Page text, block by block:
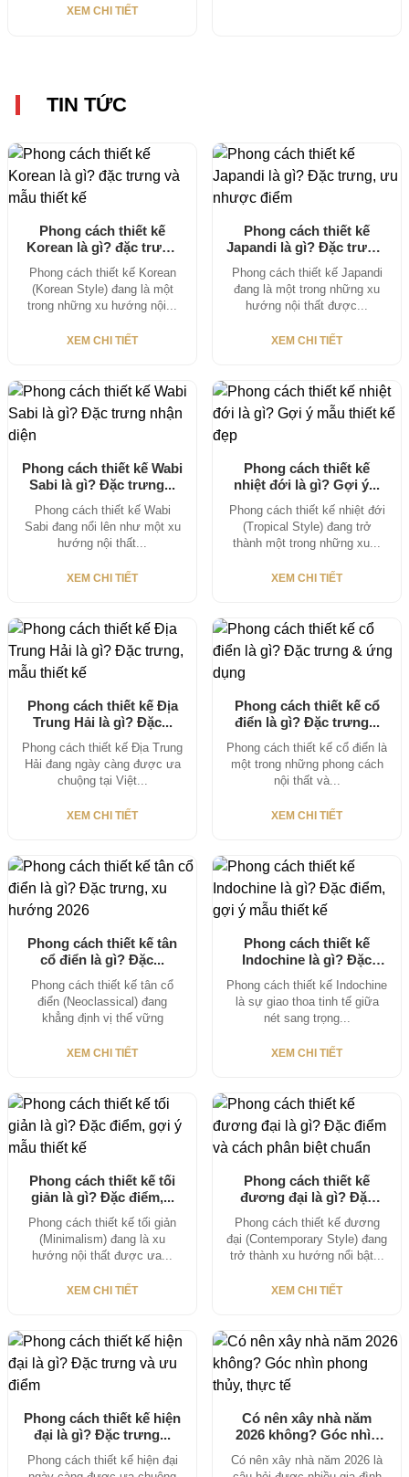
XEM CHI TIẾT
TIN TỨC
Phong cách thiết kế
Korean là gì? đặc trưng
và...
Phong cách thiết kế Korean
(Korean Style) đang là một
trong những xu hướng nội...
XEM CHI TIẾT
Phong cách thiết kế
Japandi là gì? Đặc trưng,
ưu...
Phong cách thiết kế Japandi
đang là một trong những xu
hướng nội thất được...
XEM CHI TIẾT
Phong cách thiết kế Wabi
Sabi là gì? Đặc trưng...
Phong cách thiết kế Wabi
Sabi đang nổi lên như một xu
hướng nội thất...
XEM CHI TIẾT
Phong cách thiết kế
nhiệt đới là gì? Gợi ý...
Phong cách thiết kế nhiệt đới
(Tropical Style) đang trở
thành một trong những xu...
XEM CHI TIẾT
Phong cách thiết kế Địa
Trung Hải là gì? Đặc...
Phong cách thiết kế Địa Trung
Hải đang ngày càng được ưa
chuộng tại Việt...
XEM CHI TIẾT
Phong cách thiết kế cổ
điển là gì? Đặc trưng...
Phong cách thiết kế cổ điển là
một trong những phong cách
nội thất và...
XEM CHI TIẾT
Phong cách thiết kế tân
cổ điển là gì? Đặc...
Phong cách thiết kế tân cổ
điển (Neoclassical) đang
khẳng định vị thế vững
XEM CHI TIẾT
Phong cách thiết kế
Indochine là gì? Đặc
điểm, gợi...
Phong cách thiết kế Indochine
là sự giao thoa tinh tế giữa
nét sang trọng...
XEM CHI TIẾT
Phong cách thiết kế tối
giản là gì? Đặc điểm,...
Phong cách thiết kế tối giản
(Minimalism) đang là xu
hướng nội thất được ưa...
XEM CHI TIẾT
Phong cách thiết kế
đương đại là gì? Đặc
điểm...
Phong cách thiết kế đương
đại (Contemporary Style) đang
trở thành xu hướng nổi bật...
XEM CHI TIẾT
Phong cách thiết kế hiện
đại là gì? Đặc trưng...
Phong cách thiết kế hiện đại
Có nên xây nhà năm
2026 không? Góc nhìn
phong...
Có nên xây nhà năm 2026 là